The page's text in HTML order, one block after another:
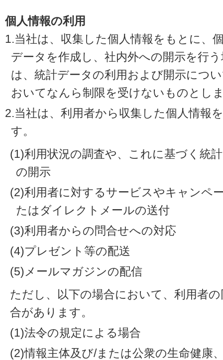
個人情報の利用
1.当社は、収集した個人情報をもとに、
データを作成し、社内外への開示を行
は、統計データの利用および開示につ
おいてなんら制限を受けないものとし
2.当社は、利用者から収集した個人情報
す。
(1)利用状況の調査や、これに基づく統
の開示
(2)利用者に対するサービスやキャンペ
たはダイレクトメールの送付
(3)利用者からの問合せへの対応
(4)プレゼント等の配送
(5)メールマガジンの配信
ただし、以下の場合において、利用者
合があります。
(1)法令の規定による場合
(2)情報主体及び/または公衆の生命健康